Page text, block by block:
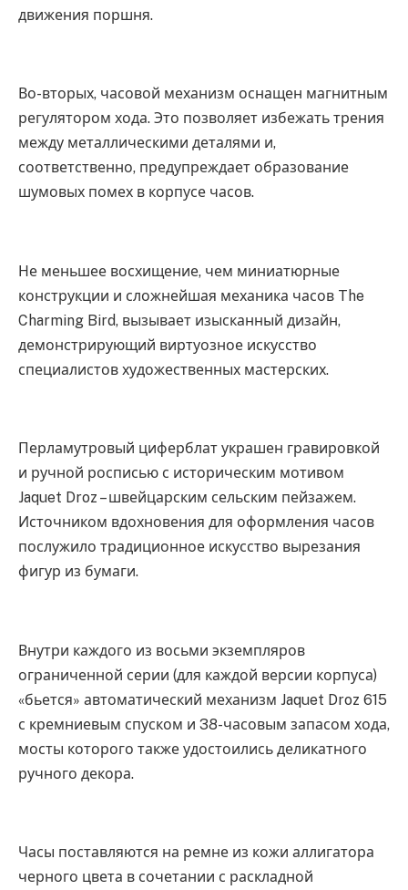
движения поршня.
Во-вторых, часовой механизм оснащен магнитным
регулятором хода. Это позволяет избежать трения
между металлическими деталями и,
соответственно, предупреждает образование
шумовых помех в корпусе часов.
Не меньшее восхищение, чем миниатюрные
конструкции и сложнейшая механика часов The
Charming Bird, вызывает изысканный дизайн,
демонстрирующий виртуозное искусство
специалистов художественных мастерских.
Перламутровый циферблат украшен гравировкой
и ручной росписью с историческим мотивом
Jaquet Droz – швейцарским сельским пейзажем.
Источником вдохновения для оформления часов
послужило традиционное искусство вырезания
фигур из бумаги.
Внутри каждого из восьми экземпляров
ограниченной серии (для каждой версии корпуса)
«бьется» автоматический механизм Jaquet Droz 615
с кремниевым спуском и 38-часовым запасом хода,
мосты которого также удостоились деликатного
ручного декора.
Часы поставляются на ремне из кожи аллигатора
черного цвета в сочетании с раскладной